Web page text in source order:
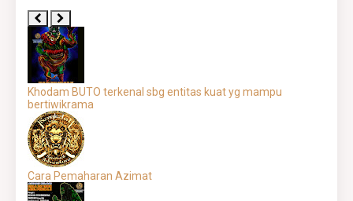
Khodam BUTO terkenal sbg entitas kuat yg mampu
bertiwikrama
Cara Pemaharan Azimat